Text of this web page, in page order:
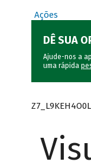
Ações
DÊ SUA
Ajude-nos a
uma rápida